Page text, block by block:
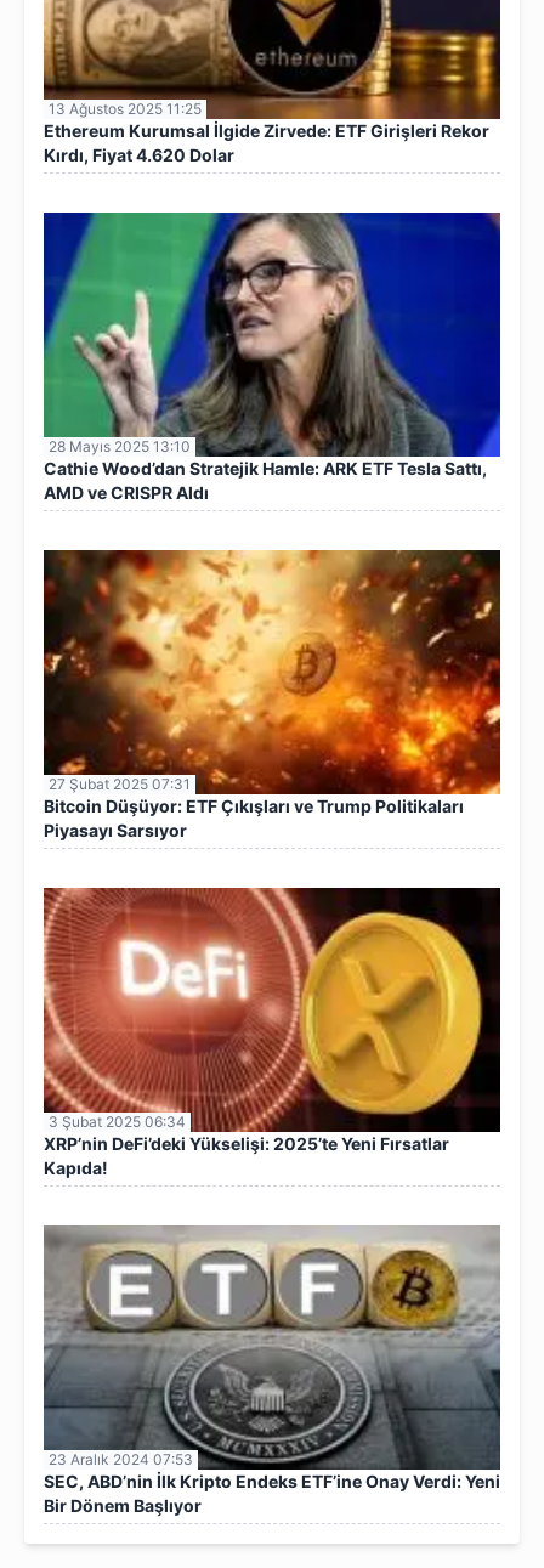
13 Ağustos 2025 11:25
Ethereum Kurumsal İlgide Zirvede: ETF Girişleri Rekor
Kırdı, Fiyat 4.620 Dolar
28 Mayıs 2025 13:10
Cathie Wood’dan Stratejik Hamle: ARK ETF Tesla Sattı,
AMD ve CRISPR Aldı
27 Şubat 2025 07:31
Bitcoin Düşüyor: ETF Çıkışları ve Trump Politikaları
Piyasayı Sarsıyor
3 Şubat 2025 06:34
XRP’nin DeFi’deki Yükselişi: 2025’te Yeni Fırsatlar
Kapıda!
23 Aralık 2024 07:53
SEC, ABD’nin İlk Kripto Endeks ETF’ine Onay Verdi: Yeni
Bir Dönem Başlıyor